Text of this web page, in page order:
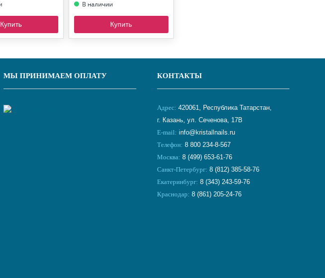
Купить Купить
МЫ ПРИНИМАЕМ ОПЛАТУ КОНТАКТЫ
Адрес: 420061, Республика Татарстан,
г. Казань, ул. Сеченова, 17В
E-mail: info@kristallnails.ru
Телефон: 8 800 234-8-567
Москва: 8 (499) 653-61-76
Санкт-Петербург: 8 (812) 385-58-76
Екатеринбург: 8 (343) 243-59-76
Краснодар: 8 (861) 205-24-76